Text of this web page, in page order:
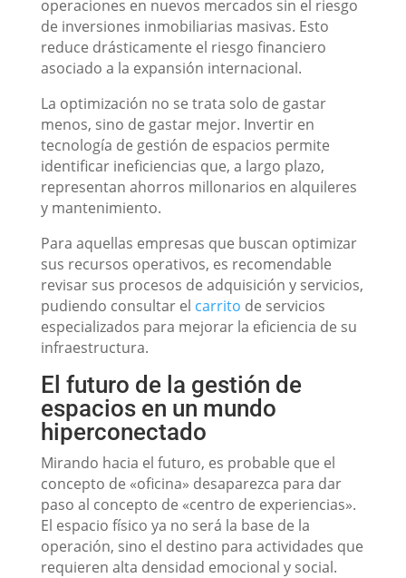
operaciones en nuevos mercados sin el riesgo
de inversiones inmobiliarias masivas. Esto
reduce drásticamente el riesgo financiero
asociado a la expansión internacional.
La optimización no se trata solo de gastar
menos, sino de gastar mejor. Invertir en
tecnología de gestión de espacios permite
identificar ineficiencias que, a largo plazo,
representan ahorros millonarios en alquileres
y mantenimiento.
Para aquellas empresas que buscan optimizar
sus recursos operativos, es recomendable
revisar sus procesos de adquisición y servicios,
pudiendo consultar el carrito de servicios
especializados para mejorar la eficiencia de su
infraestructura.
El futuro de la gestión de
espacios en un mundo
hiperconectado
Mirando hacia el futuro, es probable que el
concepto de «oficina» desaparezca para dar
paso al concepto de «centro de experiencias».
El espacio físico ya no será la base de la
operación, sino el destino para actividades que
requieren alta densidad emocional y social.